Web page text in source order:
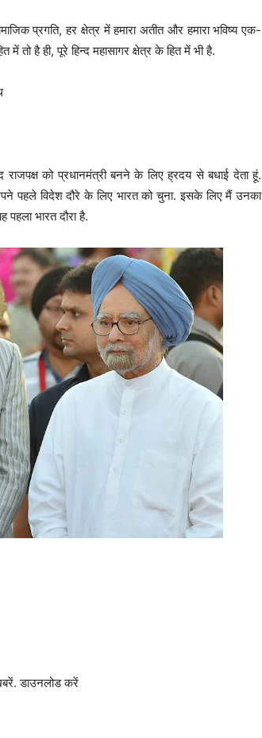
प्रगति, हर क्षेत्र में हमारा अतीत और हमारा भविष्य एक-
तो है ही, पूरे हिन्द महासागर क्षेत्र के हित में भी है.
को प्रधानमंत्री बनने के लिए ह्रदय से बधाई देता हूं.
पहले विदेश दौरे के लिए भारत को चुना. इसके लिए मैं उनका
भारत दौरा है.
डाउनलोड करें